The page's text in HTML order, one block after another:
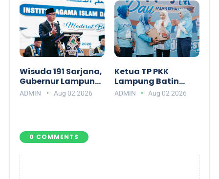
Wisuda 191 Sarjana,
Gubernur Lampung
Ajak Alumni IAI
Darul Fattah Siap
ADMIN Aug 02 2026
Ketua TP PKK
Lampung Batin
Wulan Ajak Warga
Mewujudkan Lansia
ADMIN Aug 02 2026
0 COMMENTS